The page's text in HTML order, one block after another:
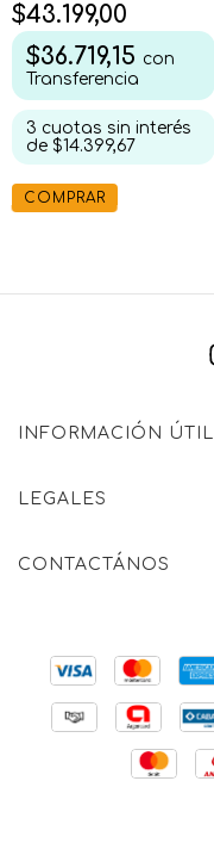
$43.199,00
$36.719,15 con
Transferencia
3 cuotas sin interés
de $14.399,67
COMPRAR
INFORMACIÓN ÚTIL
LEGALES
CONTACTÁNOS